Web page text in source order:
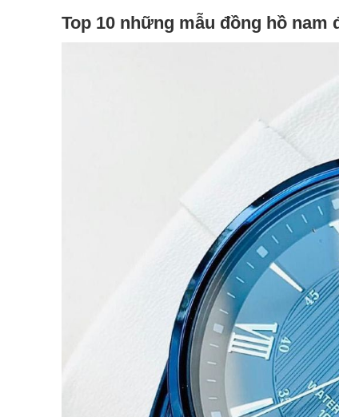
Top 10 những mẫu đồng hồ nam